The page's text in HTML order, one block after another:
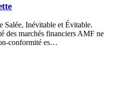
Inévitable et Évitable.
marchés financiers AMF ne
conformité es…